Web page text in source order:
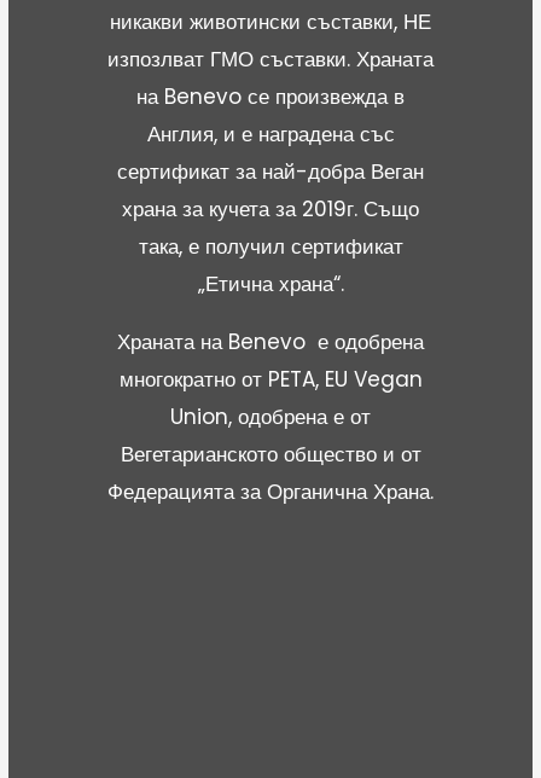
никакви животински съставки, НЕ
изпозлват ГМО съставки. Храната
на Benevo се произвежда в
Англия, и е наградена със
сертификат за най-добра Веган
храна за кучета за 2019г. Също
така, е получил сертификат
„Етична храна“.
Храната на Benevo е одобрена
многократно от PETA, EU Vegan
Union, одобрена е от
Вегетарианското общество и от
Федерацията за Органична Храна.